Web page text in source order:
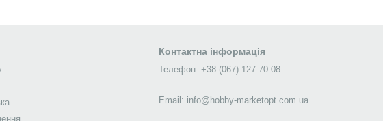
Контактна інформація
Телефон: +38 (067) 127 70 08
Email: info@hobby-marketopt.com.ua